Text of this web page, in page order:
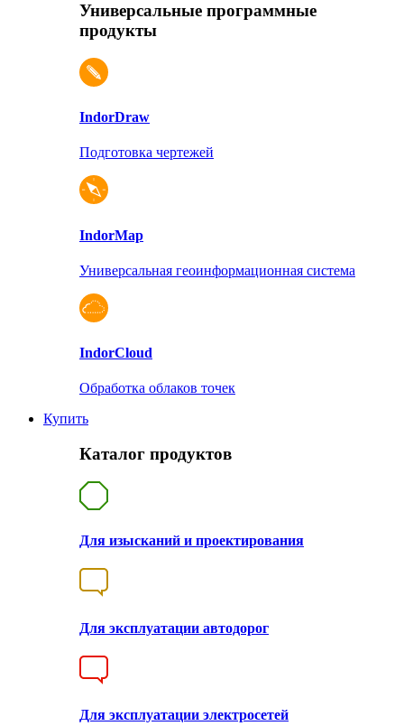
Универсальные программные
продукты
IndorDraw
Подготовка чертежей
IndorMap
Универсальная геоинформационная система
IndorCloud
Обработка облаков точек
Купить
Каталог продуктов
Для изысканий и проектирования
Для эксплуатации автодорог
Для эксплуатации электросетей